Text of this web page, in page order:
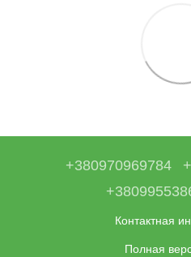
+380970969784
Контактная
Полная